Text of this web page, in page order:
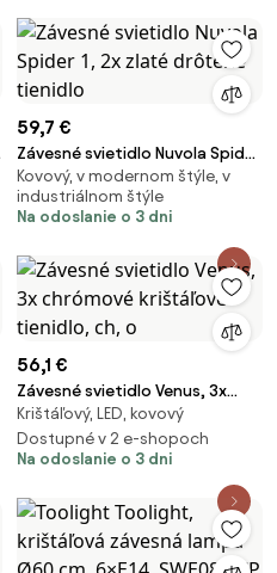
59,7 €
Závesné svietidlo Nuvola Spider
1, 2x zlaté drôtené tienidlo
Kovový, v modernom štýle, v
industriálnom štýle
Na odoslanie o 3 dni
56,1 €
Závesné svietidlo Venus, 3x
chrómové krištáľové tienidlo,
ch, o
Krištáľový, LED, kovový
Dostupné v 2 e-shopoch
Na odoslanie o 3 dni